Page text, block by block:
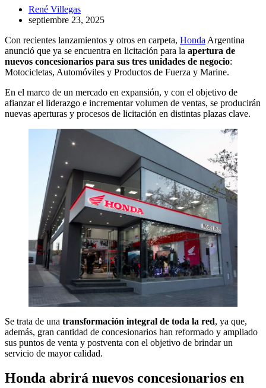
René Villegas
septiembre 23, 2025
Con recientes lanzamientos y otros en carpeta, Honda Argentina
anunció que ya se encuentra en licitación para la apertura de
nuevos concesionarios para sus tres unidades de negocio:
Motocicletas, Automóviles y Productos de Fuerza y Marine.
En el marco de un mercado en expansión, y con el objetivo de
afianzar el liderazgo e incrementar volumen de ventas, se producirán
nuevas aperturas y procesos de licitación en distintas plazas clave.
Se trata de una transformación integral de toda la red, ya que,
además, gran cantidad de concesionarios han reformado y ampliado
sus puntos de venta y postventa con el objetivo de brindar un
servicio de mayor calidad.
Honda abrirá nuevos concesionarios en